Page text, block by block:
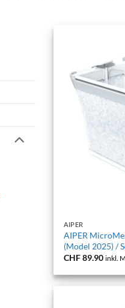
AIPER
AIPER
(Model 2025) /
CHF89.90 inkl.